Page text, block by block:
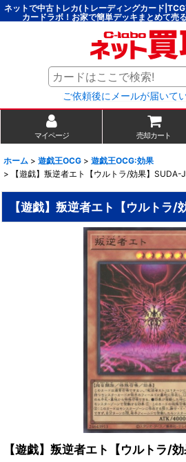
ネットで中古トレカ(トレーディングカード
カードラボ！お家で簡単デッキまとめて売
ご依頼後にメールが届いて
マイページ 売却カート
ホーム > 遊戯王OCG > 遊戯王OCG:効果
>
【遊戯】叛逆者エト【ウルトラ/効果】SUDA-
【遊戯】叛逆者エト【ウルト
【遊戯】叛逆者エト【ウルトラ/